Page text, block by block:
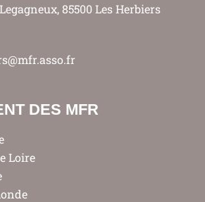
85500 Les Herbiers
DES MFR
Loire